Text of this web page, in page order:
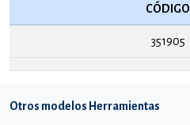
CÓDIGO
351905
Otros modelos Herramientas